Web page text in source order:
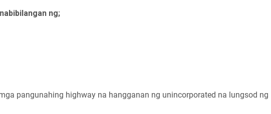
ng;
pangunahing highway na hangganan ng unincorporated na lungsod ng